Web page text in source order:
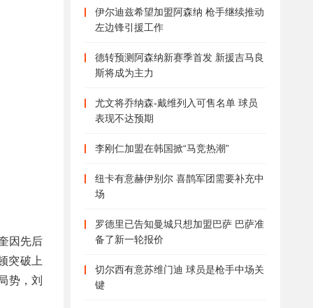
因先后
突破上
势，刘
伊尔迪兹希望加盟阿森纳 枪手继续推动
左边锋引援工作
德转预测阿森纳新赛季首发 新援吉马良
斯将成为主力
尤文将乔纳森-戴维列入可售名单 球员
表现不达预期
李刚仁加盟在韩国掀“马竞热潮”
纽卡有意赫伊别尔 喜鹊军团需要补充中
场
罗德里已告知曼城只想加盟巴萨 巴萨准
备了新一轮报价
切尔西有意苏维门迪 球员是枪手中场关
键